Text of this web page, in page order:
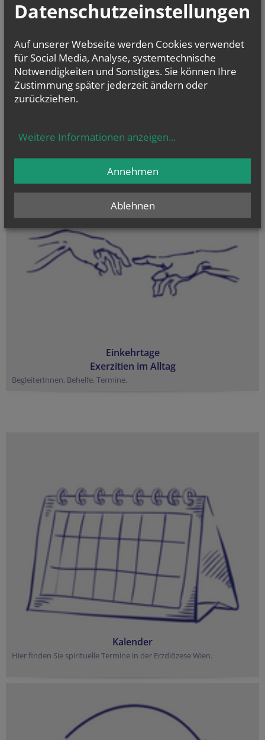
Ökologische
Spiritualität
Die Beziehung zu Gott,
zur Schöpfung
Einkehrtage
Exerzitien im Alltag
BegleiterInnen, Behelfe, Termine.
Kalender
Hier finden Sie spirituelle Termine in der Erzdiözese Wien.
Datenschutzeinstellungen
Auf unserer Webseite werden Cookies verwendet
für Social Media, Analyse, systemtechnische
Notwendigkeiten und Sonstiges. Sie können Ihre
Zustimmung später jederzeit ändern oder
zurückziehen.
Weitere Informationen anzeigen...
Ablehnen
Annehmen